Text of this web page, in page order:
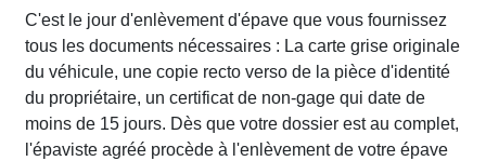
C'est le jour d'enlèvement d'épave que vous fournissez
tous les documents nécessaires : La carte grise originale
du véhicule, une copie recto verso de la pièce d'identité
du propriétaire, un certificat de non-gage qui date de
moins de 15 jours. Dès que votre dossier est au complet,
l'épaviste agréé procède à l'enlèvement de votre épave